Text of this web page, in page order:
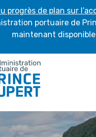
progrès de plan sur
portuaire de
maintenant disponible
de liaison Fairview-